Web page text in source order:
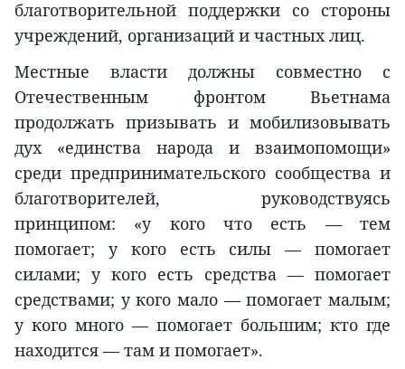
благотворительной поддержки со стороны
учреждений, организаций и частных лиц.
Местные власти должны совместно с
Отечественным фронтом Вьетнама
продолжать призывать и мобилизовывать
дух «единства народа и взаимопомощи»
среди предпринимательского сообщества и
благотворителей, руководствуясь
принципом: «у кого что есть — тем
помогает; у кого есть силы — помогает
силами; у кого есть средства — помогает
средствами; у кого мало — помогает малым;
у кого много — помогает большим; кто где
находится — там и помогает».